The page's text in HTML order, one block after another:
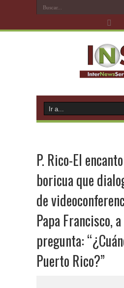
P. Rico-El
boricua que
de
Papa Francisco,
pregunta:
Puerto Rico?”